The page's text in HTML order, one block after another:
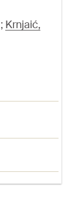
; Krnjaić,